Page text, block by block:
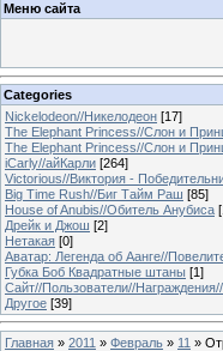
Меню сайта
Categories
Nickelodeon//Никелодеон [17]
The Elephant Princess//Слон и
The Elephant Princess//Слон и
iCarly//айКарли [264]
Victorious//Виктория -
Big Time Rush//Биг Тайм Раш [85]
House of Anubis//Обитель Анубиса
Дрейк и Джош [2]
Нетакая [0]
Аватар: Легенда об Аанге//
Губка Боб Квадратные штаны [1]
Сайт//Пользователи//
Другое [39]
Главная » 2011 » Февраль » 11 »